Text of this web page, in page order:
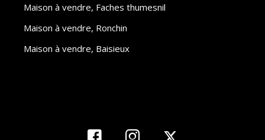
Maison à vendre, Faches thumesnil
Maison à vendre, Ronchin
Maison à vendre, Baisieux